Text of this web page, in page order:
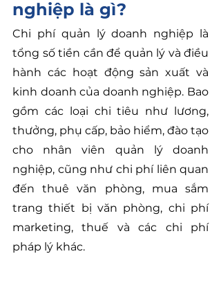
nghiệp là gì?
Chi phí quản lý doanh nghiệp là
tổng số tiền cần để quản lý và điều
hành các hoạt động sản xuất và
kinh doanh của doanh nghiệp. Bao
gồm các loại chi tiêu như lương,
thưởng, phụ cấp, bảo hiểm, đào tạo
cho nhân viên quản lý doanh
nghiệp, cũng như chi phí liên quan
đến thuê văn phòng, mua sắm
trang thiết bị văn phòng, chi phí
marketing, thuế và các chi phí
pháp lý khác.